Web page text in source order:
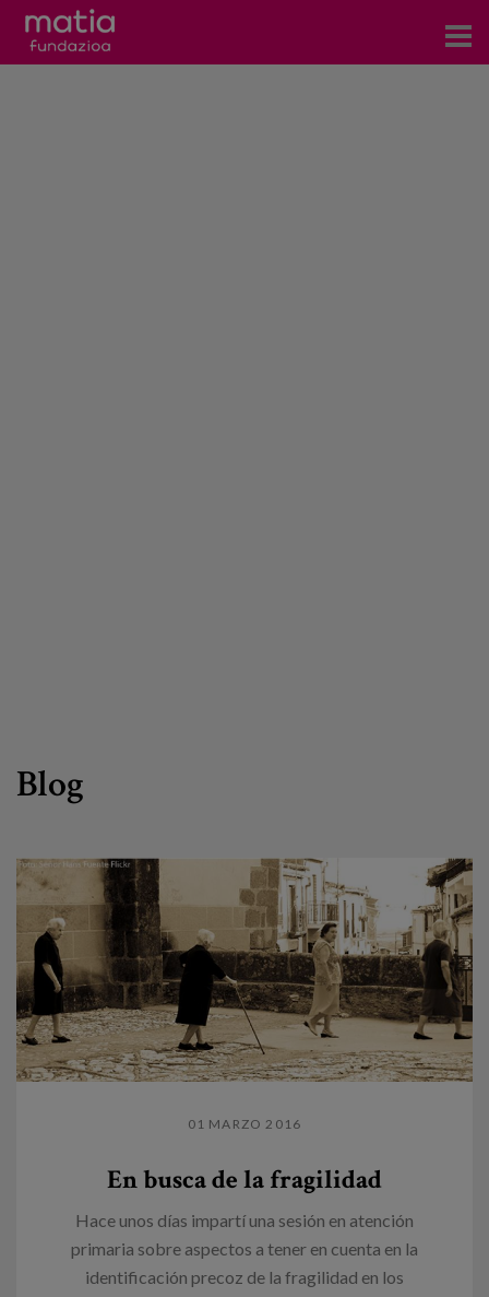
Blog
01 MARZO 2016
En busca de la fragilidad
Hace unos días impartí una sesión en atención
primaria sobre aspectos a tener en cuenta en la
identificación precoz de la fragilidad en los